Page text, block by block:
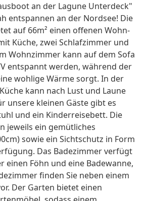
an der Lagune Unterdeck"
entspannen an der Nordsee! Die
auf 66m² einen offenen Wohn-
Küche, zwei Schlafzimmer und
Wohnzimmer kann auf dem Sofa
entspannt werden, während der
wohlige Wärme sorgt. In der
kann nach Lust und Laune
unsere kleinen Gäste gibt es
und ein Kinderreisebett. Die
jeweils ein gemütliches
sowie ein Sichtschutz in Form
Das Badezimmer verfügt
einen Föhn und eine Badewanne,
finden Sie neben einem
Der Garten bietet einen